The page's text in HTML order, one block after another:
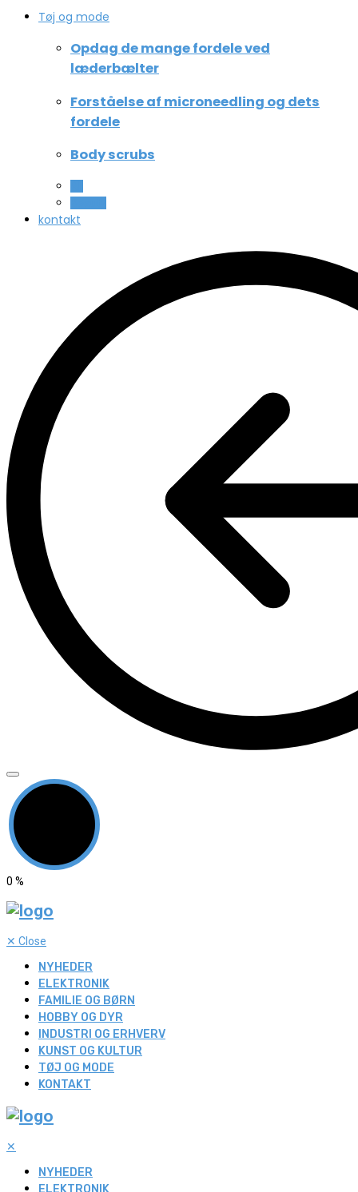
Tøj og mode
Opdag de mange fordele ved
læderbælter
Forståelse af microneedling og dets
fordele
Body scrubs
kontakt
0 %
✕ Close
NYHEDER
ELEKTRONIK
FAMILIE OG BØRN
HOBBY OG DYR
INDUSTRI OG ERHVERV
KUNST OG KULTUR
TØJ OG MODE
KONTAKT
✕
NYHEDER
ELEKTRONIK